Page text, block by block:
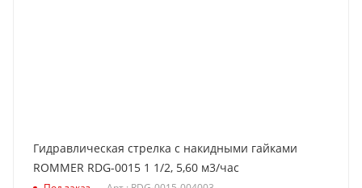
Гидравлическая стрелка с накидными гайками
ROMMER RDG-0015 1 1/2, 5,60 м3/час